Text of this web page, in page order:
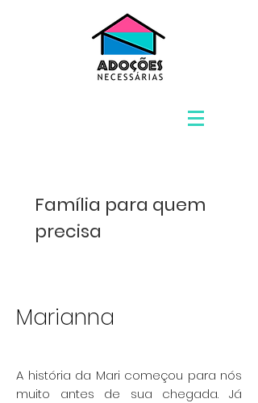
Família para quem
precisa
Marianna
A história da Mari começou para nós
muito antes de sua chegada. Já